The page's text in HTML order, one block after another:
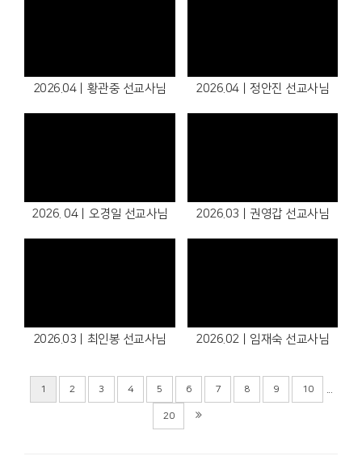
2026.04ㅣ황관중 선교사님 2026.04ㅣ정안진 선교사님
2026. 04ㅣ오경일 선교사님 2026.03ㅣ권영갑 선교사님
2026.03ㅣ최인봉 선교사님 2026.02ㅣ임재숙 선교사님
1 2 3 4 5 6 7 8 9 10
20